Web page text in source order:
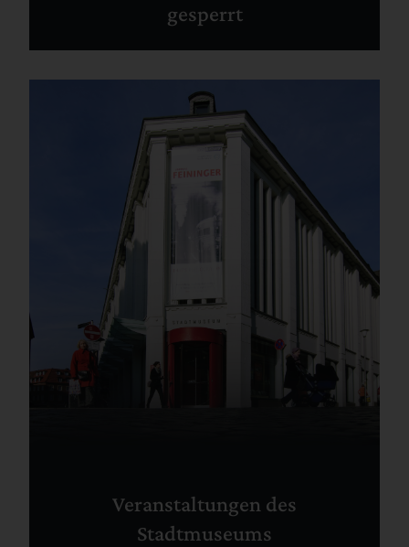
gesperrt
Veranstaltungen des
Stadtmuseums